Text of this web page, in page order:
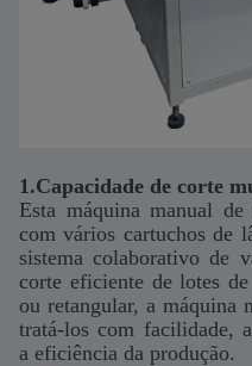
1.Capacidade de corte
Esta máquina manual
com vários cartuchos de
sistema colaborativo de
corte eficiente de lotes
ou retangular, a máquina
tratá-los com facilidade,
a eficiência da produção.